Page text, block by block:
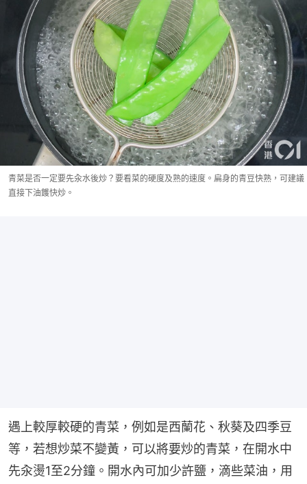
青菜是否一定要先汆水後炒？要看菜的硬度及熟的速度。扁身的青豆快熟，可建議
直接下油鑊快炒。
遇上較厚較硬的青菜，例如是西蘭花、秋葵及四季豆
等，若想炒菜不變黃，可以將要炒的青菜，在開水中
先汆燙1至2分鐘。開水內可加少許鹽，滴些菜油，用